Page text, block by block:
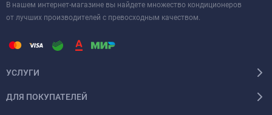
В нашем интернет-магазине вы найдете множество кондиционеров
от лучших производителей с превосходным качеством.
УСЛУГИ
ДЛЯ ПОКУПАТЕЛЕЙ